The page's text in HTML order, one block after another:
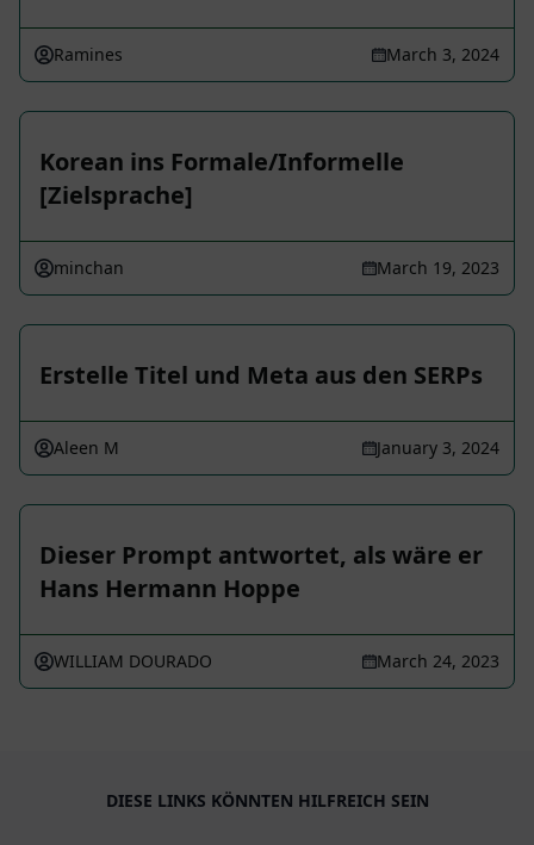
Ramines March 3, 2024
Korean ins Formale/Informelle
[Zielsprache]
minchan March 19, 2023
Erstelle Titel und Meta aus den SERPs
Aleen M January 3, 2024
Dieser Prompt antwortet, als wäre er
Hans Hermann Hoppe
WILLIAM DOURADO March 24, 2023
DIESE LINKS KÖNNTEN HILFREICH SEIN